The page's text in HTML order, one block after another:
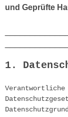
und Geprüfte
1.